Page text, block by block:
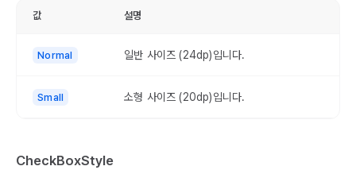
값 설명
Normal 일반 사이즈 (24dp)입니다.
Small 소형 사이즈 (20dp)입니다.
CheckBoxStyle